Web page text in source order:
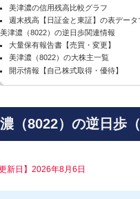
美津濃の信用残高比較グラフ
週末残高【日証金と東証】の表データ
美津濃（8022）の逆日歩関連情報
大量保有報告書【売買・変更】
美津濃（8022）の大株主一覧
開示情報【自己株式取得・優待】
（8022）の逆日歩
新日】2026年8月6日